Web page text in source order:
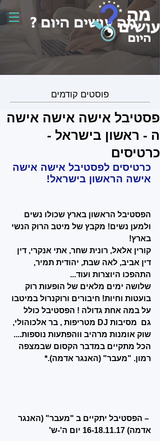
פוסטים קודמים
פסטיבל אישה אישה אישה
ה - ראשון בישראל -
כרטיסים
כרטיסים לפסטיבל אישה אישה
אישה הראשון בישראל!
הפסטיבל הראשון בארץ שכולו נשים
ולמען נשים! מקבץ של מיטב הרוק הנשי
בארץ!
קורין אלאל, רונית שחר, אתי אנקרי, דין
דין אביב, לאה שבת, יהודית תמיר,
התהפכו היוצרות ועוד...
שלושה ימים מלאים של הופעות רוק
בועטות וחיות! חיבורים ורוקנרול במיטבו
על במה אחת גדולה ! הפסטיבל כולל
גם  מסיבות DJ מטריפות , בר אלכוהולי,
שוק אומנות מרהיב ווהפתעות נוספות....
הכל מתקיים במדבר הקסום שבמצפה
רמון. "מעבר" (האנגר אדמה).*
– הפסטיבל יתקיים ב "מעבר" (האנגר
אדמה) 16-18.11.17 יום ה'-ש'